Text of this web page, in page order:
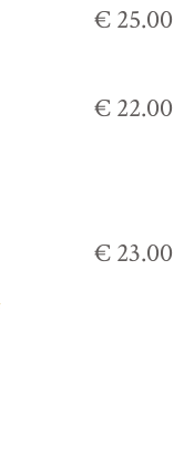
€ 25.00
€ 22.00
€ 23.00